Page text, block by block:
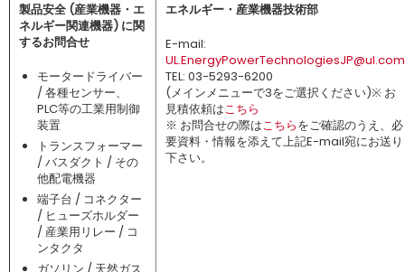
製品安全 (産業機器・エ
ネルギー関連機器) に関
するお問合せ
モータードライバー
/ 各種センサー、
PLC等の工業用制御
装置
トランスフォーマー
/ バスダクト / その
他配電機器
端子台 / コネクター
/ ヒューズホルダー
/ 産業用リレー / コ
ンタクタ
エネルギー・産業機器技術部
E-mail:
UL.EnergyPowerTechnologiesJP@ul.com
TEL: 03-5293-6200
(メインメニューで3をご選択ください)※ お
見積依頼はこちら
※ お問合せの際はこちらをご確認のうえ、必
要資料・情報を添えて上記E-mail宛にお送り
下さい。